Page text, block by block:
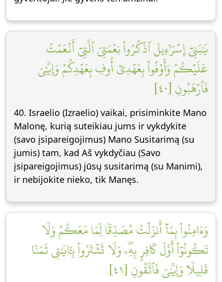
يَٰبَنِيٓ إِسۡرَٰٓءِيلَ ٱذۡكُرُواْ نِعۡمَتِيَ ٱلَّتِيٓ أَنۡعَمۡتُ
عَلَيۡكُمۡ وَأَوۡفُواْ بِعَهۡدِيٓ أُوفِ بِعَهۡدِكُمۡ وَإِيَّٰيَ
فَٱرۡهَبُونِ [٤٠]
40. Israelio (Izraelio) vaikai, prisiminkite Mano
Malonę, kurią suteikiau jums ir vykdykite
(savo įsipareigojimus) Mano Susitarimą (su
jumis) tam, kad Aš vykdyčiau (Savo
įsipareigojimus) jūsų susitarimą (su Manimi),
ir nebijokite nieko, tik Manęs.
وَءَامِنُواْ بِمَآ أَنزَلۡتُ مُصَدِّقٗا لِّمَا مَعَكُمۡ وَلَا
تَكُونُوٓاْ أَوَّلَ كَافِرِۭ بِهِۦۖ وَلَا تَشۡتَرُواْ بِـَٔايَٰتِي ثَمَنٗا
قَلِيلٗا وَإِيَّٰيَ فَٱتَّقُونِ [٤١]